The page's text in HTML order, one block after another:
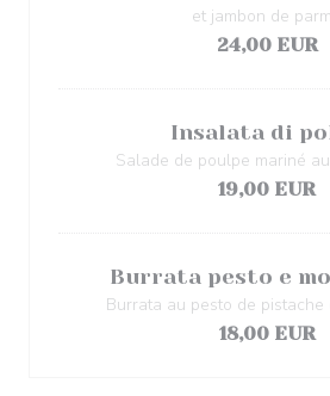
et jambon de
24,00 EUR
Insalata di
Salade de poulpe mariné
19,00 EUR
Burrata pesto e
Burrata au pesto de
18,00 EUR